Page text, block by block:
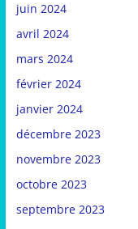
juin 2024
avril 2024
mars 2024
février 2024
janvier 2024
décembre 2023
novembre 2023
octobre 2023
septembre 2023